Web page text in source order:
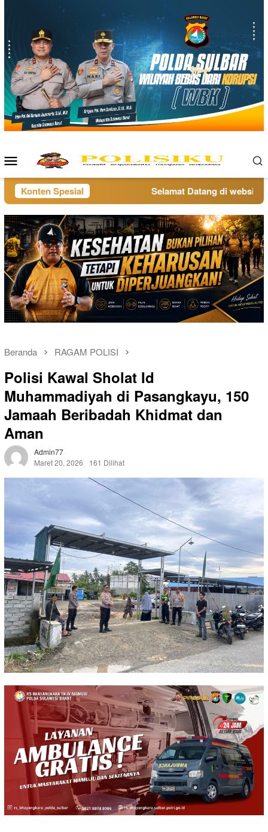
Menu
Mobile
Konten Spesial Selamat Datang di website
Beranda RAGAM POLISI
Polisi Kawal Sholat Id
Muhammadiyah di Pasangkayu, 150
Jamaah Beribadah Khidmat dan
Aman
Admin77
Maret 20, 2026
161 Dilihat